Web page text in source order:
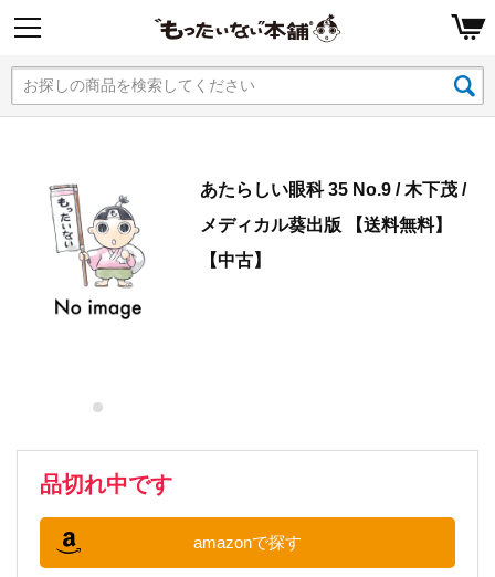
あたらしい眼科 35 No.9 / 木下茂 /
メディカル葵出版 【送料無料】
【中古】
品切れ中です
amazonで探す